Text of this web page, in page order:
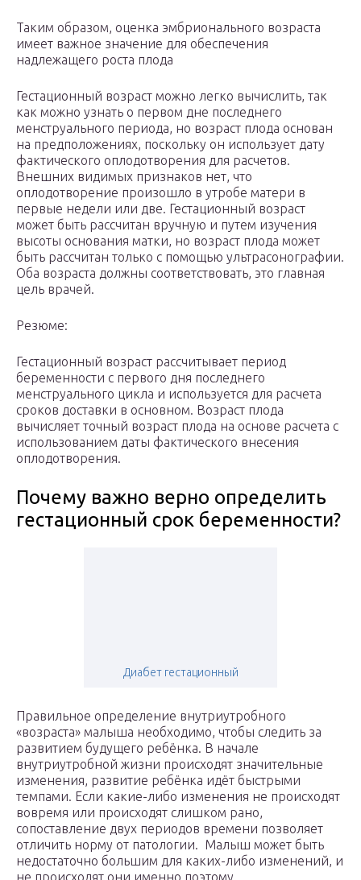
Таким образом, оценка эмбрионального возраста
имеет важное значение для обеспечения
надлежащего роста плода
Гестационный возраст можно легко вычислить, так
как можно узнать о первом дне последнего
менструального периода, но возраст плода основан
на предположениях, поскольку он использует дату
фактического оплодотворения для расчетов.
Внешних видимых признаков нет, что
оплодотворение произошло в утробе матери в
первые недели или две. Гестационный возраст
может быть рассчитан вручную и путем изучения
высоты основания матки, но возраст плода может
быть рассчитан только с помощью ультрасонографии.
Оба возраста должны соответствовать, это главная
цель врачей.
Резюме:
Гестационный возраст рассчитывает период
беременности с первого дня последнего
менструального цикла и используется для расчета
сроков доставки в основном. Возраст плода
вычисляет точный возраст плода на основе расчета с
использованием даты фактического внесения
оплодотворения.
Почему важно верно определить
гестационный срок беременности?
Диабет гестационный
Правильное определение внутриутробного
«возраста» малыша необходимо, чтобы следить за
развитием будущего ребёнка. В начале
внутриутробной жизни происходят значительные
изменения, развитие ребёнка идёт быстрыми
темпами. Если какие-либо изменения не происходят
вовремя или происходят слишком рано,
сопоставление двух периодов времени позволяет
отличить норму от патологии. Малыш может быть
недостаточно большим для каких-либо изменений, и
не происходят они именно поэтому.